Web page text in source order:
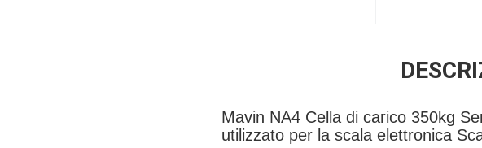
Mavin NA4 Cella di carico 350kg
utilizzato per la scala elettronica